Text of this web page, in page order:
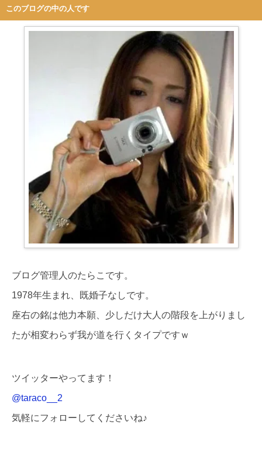
このブログの中の人です
ブログ管理人のたらこです。
1978年生まれ、既婚子なしです。
座右の銘は他力本願、少しだけ大人の階段を上がりまし
たが相変わらず我が道を行くタイプですｗ
ツイッターやってます！
@taraco__2
気軽にフォローしてくださいね♪